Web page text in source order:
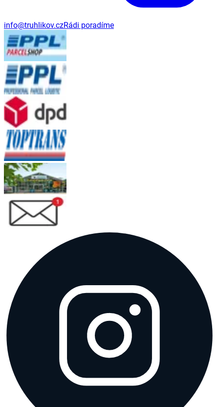
info@truhlikov.czRádi poradíme